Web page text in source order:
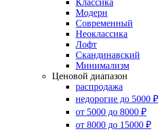
Классика
Модерн
Современный
Неоклассика
Лофт
Скандинавский
Минимализм
Ценовой диапазон
распродажа
недорогие до 5000 ₽
от 5000 до 8000 ₽
от 8000 до 15000 ₽